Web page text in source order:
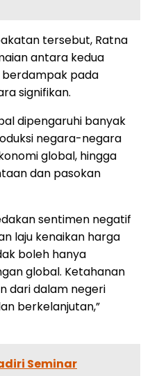
tersebut, Ratna
antara kedua
pada
signifikan.
dipengaruhi banyak
negara-negara
global, hingga
dan pasokan
sentimen negatif
laju kenaikan harga
boleh hanya
global. Ketahanan
dari dalam negeri
berkelanjutan,”
Seminar